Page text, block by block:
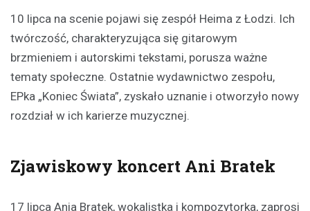
10 lipca na scenie pojawi się zespół Heima z Łodzi. Ich
twórczość, charakteryzująca się gitarowym
brzmieniem i autorskimi tekstami, porusza ważne
tematy społeczne. Ostatnie wydawnictwo zespołu,
EPka „Koniec Świata”, zyskało uznanie i otworzyło nowy
rozdział w ich karierze muzycznej.
Zjawiskowy koncert Ani Bratek
17 lipca Ania Bratek, wokalistka i kompozytorka, zaprosi